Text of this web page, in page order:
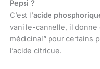
Pepsi ?
C’est l’acide
vanille-cannelle, il donne
médicinal” pour certains
l’acide citrique.